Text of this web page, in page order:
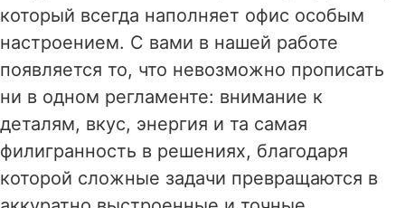
который всегда наполняет офис особым
настроением. С вами в нашей работе
появляется то, что невозможно прописать
ни в одном регламенте: внимание к
деталям, вкус, энергия и та самая
филигранность в решениях, благодаря
которой сложные задачи превращаются в